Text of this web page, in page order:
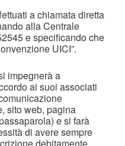
a chiamata diretta
alla Centrale
e specificando che
UICI”.
impegnerà a
ai suoi associati
sito web, pagina
e si farà
di avere sempre